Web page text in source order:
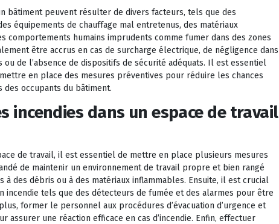
bâtiment peuvent résulter de divers facteurs, tels que des
équipements de chauffage mal entretenus, des matériaux
comportements humains imprudents comme fumer dans des zones
être accrus en cas de surcharge électrique, de négligence dans
ou de l’absence de dispositifs de sécurité adéquats. Il est essentiel
en place des mesures préventives pour réduire les chances
occupants du bâtiment.
incendies dans un espace de travail
de travail, il est essentiel de mettre en place plusieurs mesures
de maintenir un environnement de travail propre et bien rangé
à des débris ou à des matériaux inflammables. Ensuite, il est crucial
incendie tels que des détecteurs de fumée et des alarmes pour être
former le personnel aux procédures d’évacuation d’urgence et
assurer une réaction efficace en cas d’incendie. Enfin, effectuer